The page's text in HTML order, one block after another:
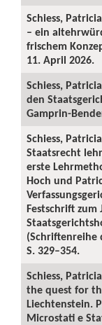
Schiess,
– ein
frischem
11. April 2026.
Schiess,
den
Gamprin-
Schiess,
Staatsrecht
erste
Hoch und
Festschrift zum
(Schriftenreihe
S. 329–354.
Schiess,
the quest for
Liechtenstein.
Microstati e